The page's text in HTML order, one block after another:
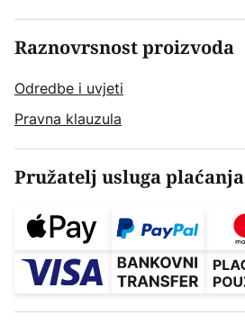
Raznovrsnost proizvoda
Odredbe i uvjeti
Pravna klauzula
Pružatelj usluga plaćanja